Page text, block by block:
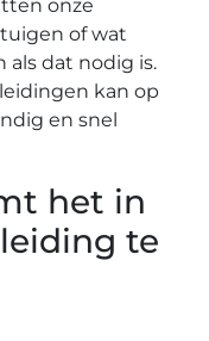
onze
of wat
als dat nodig is.
kan op
en snel
het in
te